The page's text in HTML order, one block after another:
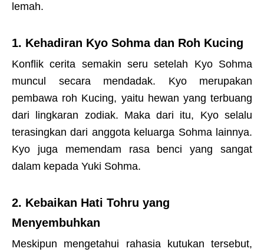
lemah.
1. Kehadiran Kyo Sohma dan Roh Kucing
Konflik cerita semakin seru setelah Kyo Sohma
muncul secara mendadak. Kyo merupakan
pembawa roh Kucing, yaitu hewan yang terbuang
dari lingkaran zodiak. Maka dari itu, Kyo selalu
terasingkan dari anggota keluarga Sohma lainnya.
Kyo juga memendam rasa benci yang sangat
dalam kepada Yuki Sohma.
2. Kebaikan Hati Tohru yang
Menyembuhkan
Meskipun mengetahui rahasia kutukan tersebut,